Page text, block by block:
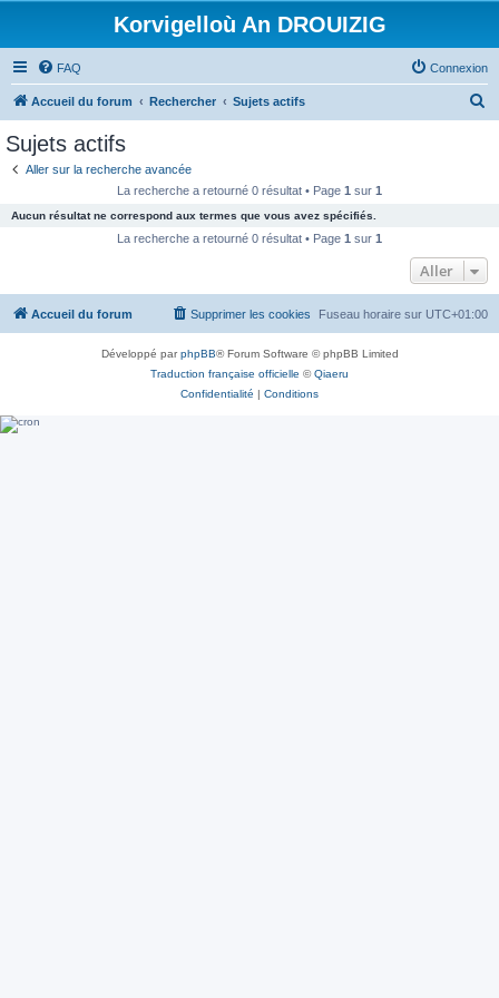
Korvigelloù An DROUIZIG
FAQ Connexion
Accueil du forum Rechercher Sujets actifs
c
e
Sujets actifs
Aller sur la recherche avancée
La recherche a retourné 0 résultat • Page 1 sur 1
Aucun résultat ne correspond aux termes que vous avez spécifiés.
La recherche a retourné 0 résultat • Page 1 sur 1
Aller
Accueil du forum Fuseau horaire sur UTC+01:00
Supprimer les cookies
Développé parphpBB® Forum Software © phpBB Limited
Traduction française officielle ©Qiaeru
Confidentialité | Conditions